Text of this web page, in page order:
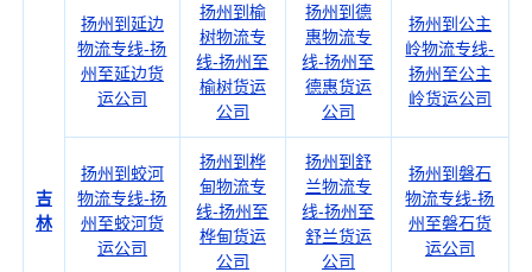
吉
林
扬州到延边
物流专线-扬
州至延边货
运公司
扬州到榆
树物流专
线-扬州至
榆树货运
公司
扬州到德
惠物流专
线-扬州至
德惠货运
公司
扬州到公主
岭物流专线-
扬州至公主
岭货运公司
扬州到蛟河
物流专线-扬
州至蛟河货
运公司
扬州到桦
甸物流专
线-扬州至
桦甸货运
公司
扬州到舒
兰物流专
线-扬州至
舒兰货运
公司
扬州到磐石
物流专线-扬
州至磐石货
运公司